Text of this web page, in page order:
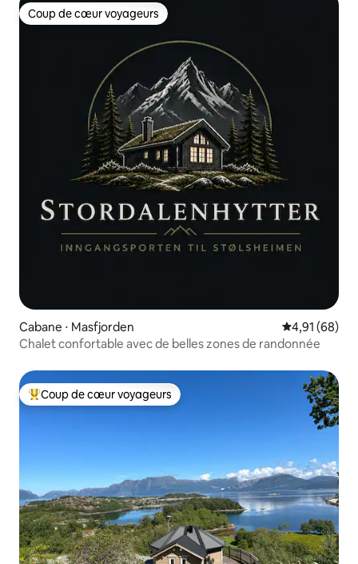
Coup de cœur voyageurs
Coup de cœur voyageurs
Cabane ⋅ Masfjorden Évaluation
4,91 (68)
Chalet confortable avec de belles zones de randonnée
Coups de cœur voyageurs les plus appréciés
Coup de cœur voyageurs